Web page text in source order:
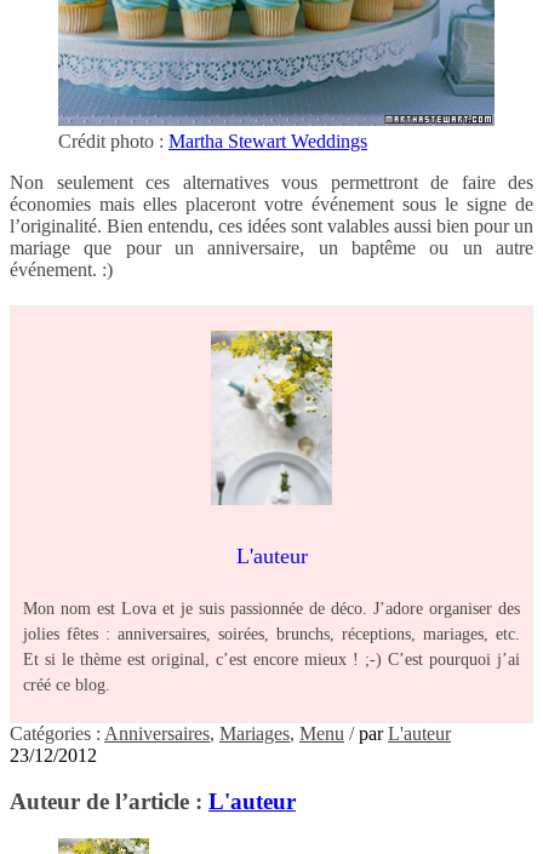
Crédit photo : Martha Stewart Weddings
Non seulement ces alternatives vous permettront de faire des
économies mais elles placeront votre événement sous le signe de
l’originalité. Bien entendu, ces idées sont valables aussi bien pour un
mariage que pour un anniversaire, un baptême ou un autre
événement. :)
L'auteur
Mon nom est Lova et je suis passionnée de déco. J’adore organiser des
jolies fêtes : anniversaires, soirées, brunchs, réceptions, mariages, etc.
Et si le thème est original, c’est encore mieux ! ;-) C’est pourquoi j’ai
créé ce blog.
Catégories : Anniversaires, Mariages, Menu /parL'auteur
23/12/2012
Auteur de l’article : L'auteur